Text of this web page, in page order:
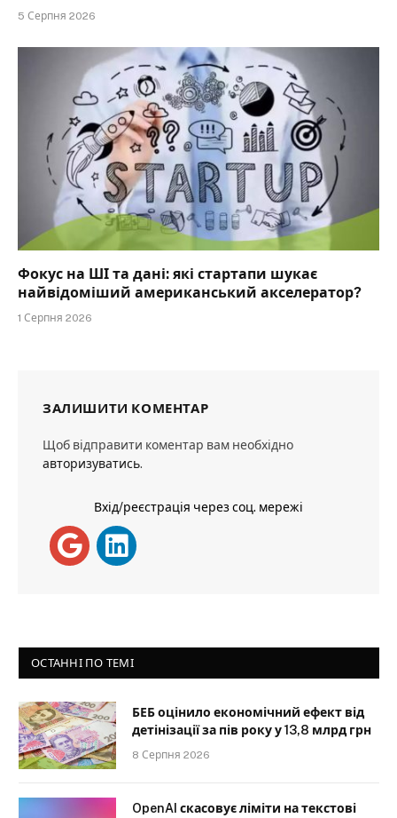
5 Серпня 2026
Фокус на ШІ та дані: які стартапи шукає
найвідоміший американський акселератор?
1 Серпня 2026
ЗАЛИШИТИ КОМЕНТАР
Щоб відправити коментар вам необхідно
авторизуватись.
Вхід/реєстрація через соц. мережі
ОСТАННІ ПО ТЕМІ
БЕБ оцінило економічний ефект від
детінізації за пів року у 13,8 млрд грн
8 Серпня 2026
OpenAI скасовує ліміти на текстові